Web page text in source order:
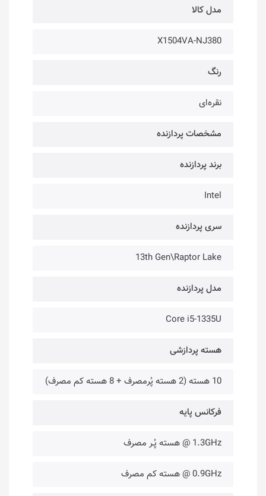
مدل کالا
X1504VA-NJ380
رنگ
نقره‌ای
مشخصات پردازنده
برند پردازنده
Intel
سری پردازنده
13th Gen\Raptor Lake
مدل پردازنده
Core i5-1335U
هسته پردازشی
10 هسته (2 هسته پُرمصرف + 8 هسته کم مصرف)
فرکانس پایه
1.3GHz @ هسته پُـر مصرف
0.9GHz @ هسته کم مصرف